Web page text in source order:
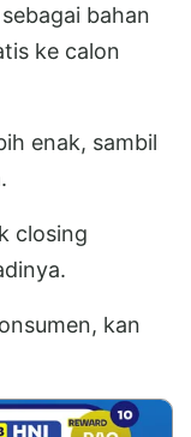
bahan
ke calon
enak, sambil
closing
kan